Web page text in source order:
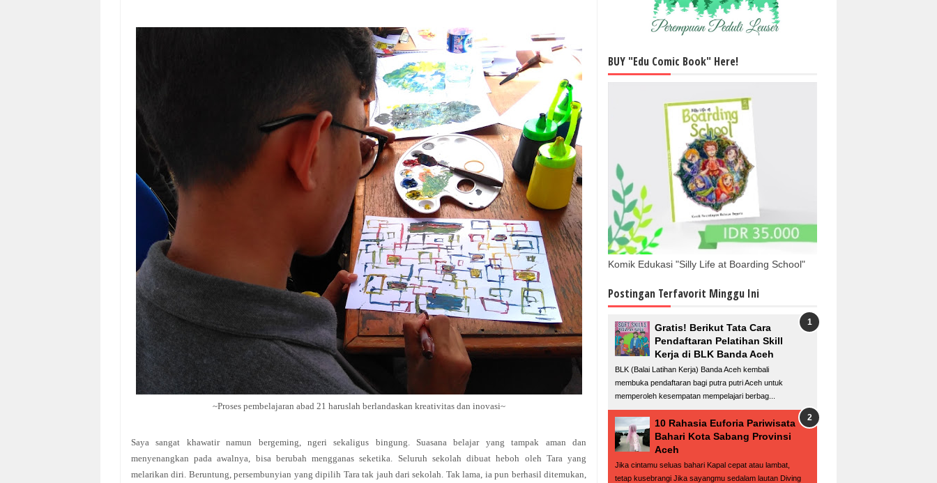
~Proses pembelajaran abad 21 haruslah berlandaskan kreativitas dan inovasi~
Saya sangat khawatir namun bergeming, ngeri sekaligus bingung. Suasana belajar yang tampak aman dan
menyenangkan pada awalnya, bisa berubah mengganas seketika. Seluruh sekolah dibuat heboh oleh Tara yang
melarikan diri. Beruntung, persembunyian yang dipilih Tara tak jauh dari sekolah. Tak lama, ia pun berhasil ditemukan,
BUY "Edu Comic Book" Here!
Komik Edukasi "Silly Life at Boarding School"
Postingan Terfavorit Minggu Ini
Gratis! Berikut Tata Cara
Pendaftaran Pelatihan Skill
Kerja di BLK Banda Aceh
BLK (Balai Latihan Kerja) Banda Aceh kembali
membuka pendaftaran bagi putra putri Aceh untuk
memperoleh kesempatan mempelajari berbag...
10 Rahasia Euforia Pariwisata
Bahari Kota Sabang Provinsi
Aceh
Jika cintamu seluas bahari Kapal cepat atau lambat,
tetap kusebrangi Jika sayangmu sedalam lautan Diving